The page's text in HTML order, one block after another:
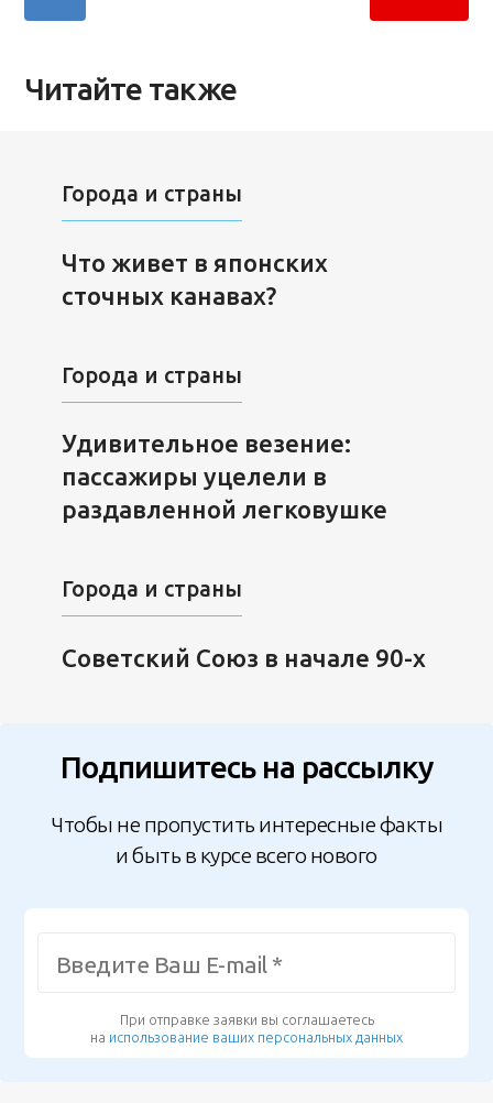
Читайте также
Города и страны
Что живет в японских
сточных канавах?
Города и страны
Удивительное везение:
пассажиры уцелели в
раздавленной легковушке
Города и страны
Советский Союз в начале 90-х
Подпишитесь на рассылку
Чтобы не пропустить интересные факты
и быть в курсе всего нового
При отправке заявки вы соглашаетесь
на использование ваших персональных данных